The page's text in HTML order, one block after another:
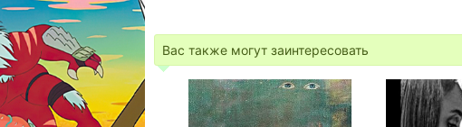
Вас также могут заинтересовать